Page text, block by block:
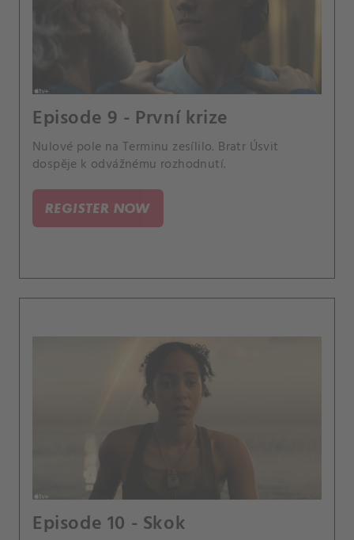
Episode 9 - První krize
Nulové pole na Terminu zesílilo. Bratr Úsvit
dospěje k odvážnému rozhodnutí.
REGISTER NOW
Episode 10 - Skok